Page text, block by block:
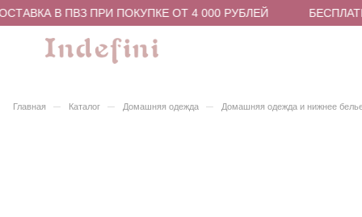
В ПВЗ ПРИ ПОКУПКЕ ОТ 4 000 РУБЛЕЙ
Главная – Каталог – Домашняя одежда – Домашняя одежда и нижнее